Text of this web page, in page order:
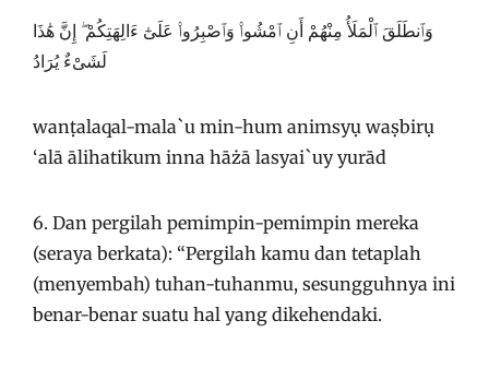
وَٱنطَلَقَ ٱلْمَلَأُ مِنْهُمْ أَنِ ٱمْشُوا۟ وَٱصْبِرُوا۟ عَلَىٰٓ ءَالِهَتِكُمْ ۖ إِنَّ هَٰذَا
لَشَىْءٌ يُرَادُ
wanṭalaqal-mala`u min-hum animsyụ waṣbirụ
‘alā ālihatikum inna hāżā lasyai`uy yurād
6. Dan pergilah pemimpin-pemimpin mereka
(seraya berkata): “Pergilah kamu dan tetaplah
(menyembah) tuhan-tuhanmu, sesungguhnya ini
benar-benar suatu hal yang dikehendaki.